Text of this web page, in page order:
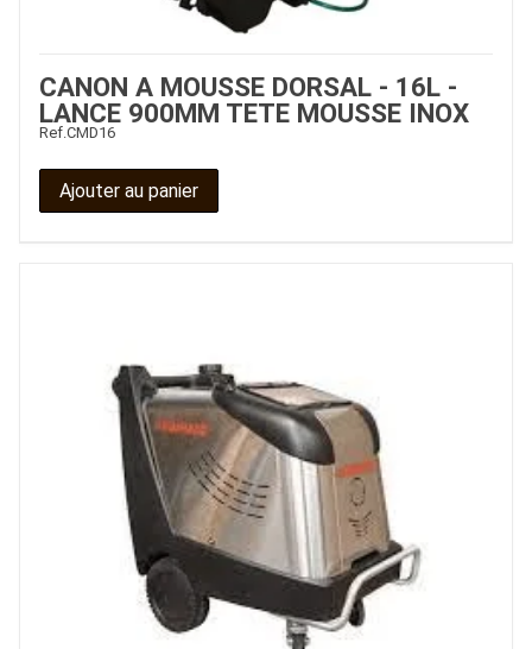
CANON A MOUSSE DORSAL - 16L -
LANCE 900MM TETE MOUSSE INOX
Ref. CMD16
Ajouter au panier